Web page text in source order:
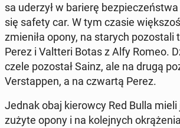
sa uderzył w barierę
się safety car. W tym czasie
zmie­ni­ła opony, na starych po­zo­sta­li
Perez i Valt­te­ri Botas z Alfy Romeo.
czele po­zo­stał Sainz, ale na drugą
Ver­stap­pen, a na czwartą Perez.
Jednak obaj kie­row­cy Red Bulla
zużyte opony i na ko­lej­nych